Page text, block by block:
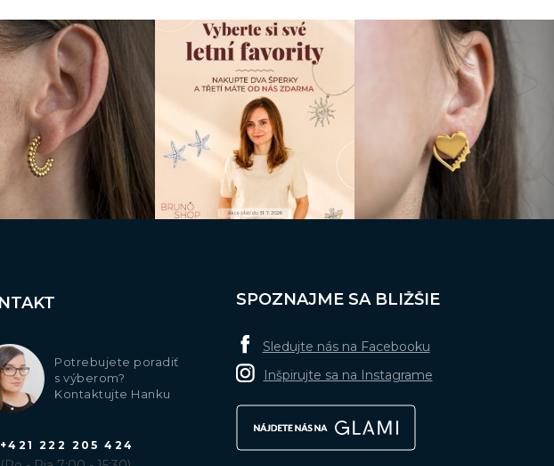
Potrebujete poradiť
s výberom?
Kontaktujte Hanku
+421 222 205 424
SPOZNAJME SA BLIŽŠIE
Sledujte nás na Facebooku
Inšpirujte sa na Instagrame